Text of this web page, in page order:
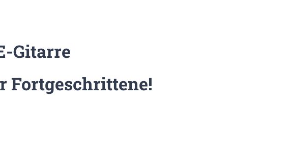
Gitarre
Fortgeschrittene!